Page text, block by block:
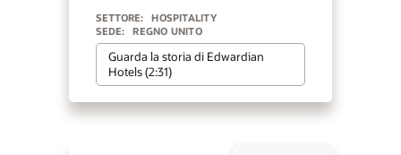
SETTORE:
HOSPITALITY
SEDE:
REGNO UNITO
Guarda la storia di Edwardian
Hotels (2:31)